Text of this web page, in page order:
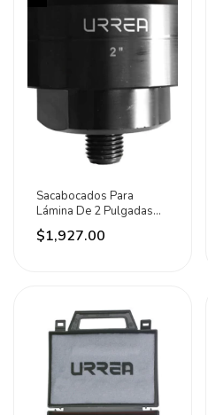
Sacabocados Para
Lámina De 2 Pulgadas
Urrea
$1,927.00